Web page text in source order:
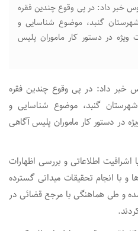
خبر داد: در پی وقوع چندين فقره
گنبد، موضوع شناسايی و
در دستور کار ماموران پلیس
خبر داد: در پی وقوع چندين فقره
گنبد، موضوع شناسايی و
در دستور کار ماموران پلیس آگاهی
اشرافيت اطلاعاتی و بررسی اظهارات
با انجام تحقیقات میدانی گسترده
و طی هماهنگی با مرجع قضائی در